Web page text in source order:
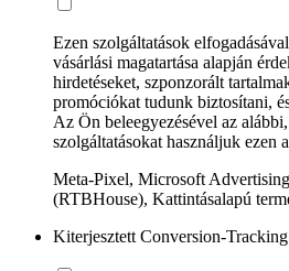
Ezen szolgáltatások
vásárlási magatartása alapján
hirdetéseket, szponzorált
promóciókat tudunk biztosítani,
Az Ön beleegyezésével az
szolgáltatásokat használjuk ezen
Meta-Pixel, Microsoft
(RTBHouse), Kattintásalapú
Kiterjesztett Conversion-Tracking